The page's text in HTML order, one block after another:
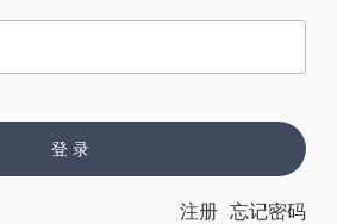
催 票
登 录
忘记密码
注册